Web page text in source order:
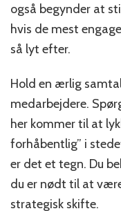
også begynder at
hvis de mest
så lyt efter.
Hold en ærlig
medarbejdere.
her kommer til at
forhåbentlig” i
er det et tegn. Du
du er nødt til at
strategisk skifte.